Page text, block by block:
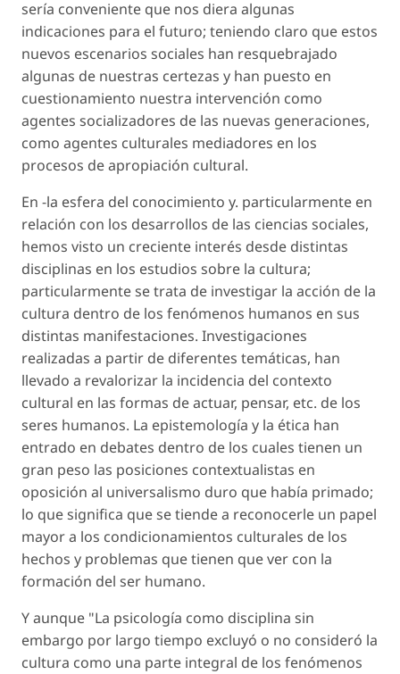
sería conveniente que nos diera algunas
indicaciones para el futuro; teniendo claro que estos
nuevos escenarios sociales han resquebrajado
algunas de nuestras certezas y han puesto en
cuestionamiento nuestra intervención como
agentes socializadores de las nuevas generaciones,
como agentes culturales mediadores en los
procesos de apropiación cultural.
En -la esfera del conocimiento y. particularmente en
relación con los desarrollos de las ciencias sociales,
hemos visto un creciente interés desde distintas
disciplinas en los estudios sobre la cultura;
particularmente se trata de investigar la acción de la
cultura dentro de los fenómenos humanos en sus
distintas manifestaciones. Investigaciones
realizadas a partir de diferentes temáticas, han
llevado a revalorizar la incidencia del contexto
cultural en las formas de actuar, pensar, etc. de los
seres humanos. La epistemología y la ética han
entrado en debates dentro de los cuales tienen un
gran peso las posiciones contextualistas en
oposición al universalismo duro que había primado;
lo que significa que se tiende a reconocerle un papel
mayor a los condicionamientos culturales de los
hechos y problemas que tienen que ver con la
formación del ser humano.
Y aunque "La psicología como disciplina sin
embargo por largo tiempo excluyó o no consideró la
cultura como una parte integral de los fenómenos